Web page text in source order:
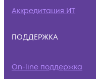
Аккредитация ИТ
ПОДДЕРЖКА
On-line поддержка